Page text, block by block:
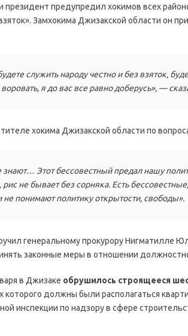
президент предупредил хокимов всех
Замхокима Джизакской области он
служить народу честно и без взяток,
я до вас все равно доберусь», —
хокима Джизакской области по
знают… Этот бессовестный предал нашу
рис не бывает без сорняка. Есть
не понимают политику открытости, свободы».
генеральному прокурору Нигматилле
законные меры в отношении
в Джизаке обрушилось строящееся
которого должны были располагаться
инспекции по надзору в сфере